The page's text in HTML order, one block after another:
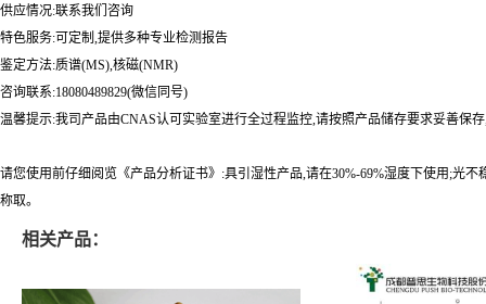
供应情况:联系我们咨询
特色服务:可定制,提供多种专业检测报告
鉴定方法:质谱(MS),核磁(NMR)
咨询联系:18080489829(微信同号)
温馨提示:我司产品由CNAS认可实验室进行全过程监控,请按照产品储存要求妥善保
请您使用前仔细阅览《产品分析证书》:具引湿性产品,请在30%-69%湿度下使用;光
称取。
相关产品：